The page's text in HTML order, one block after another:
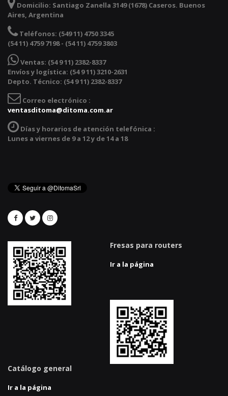
Domicilio: Santiago Zanella 3149 (1678) Caseros. Buenos
Aires, Argentina
Teléfonos: (549 11) 4750 3345
(54 11) 4759 7198 - (54 11) 4759 3803
Ventas: (54 9 11) 2382-8337
Envíos y logística: (54 9 11) 3210-2631
Depto. Técnico: (54 9 11) 2382-8337
Correo electrónico :
ventasditoma@ditoma.com.ar
Días y horarios de atención telefónica :
Lunes a viernes de 9 a 12 y de 14 a 18
Fresas para routers
Ir a la página
Catálogo general
Ir a la página